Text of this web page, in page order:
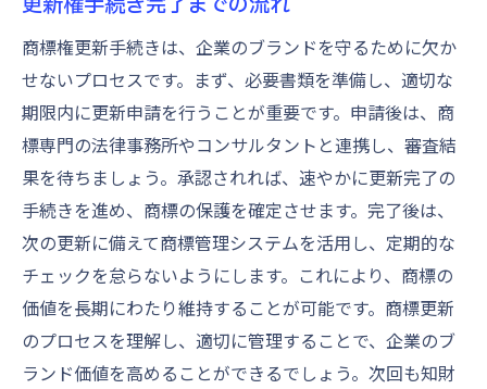
商標権更新手続きは、企業のブランドを守るために欠か
せないプロセスです。まず、必要書類を準備し、適切な
期限内に更新申請を行うことが重要です。申請後は、商
標専門の法律事務所やコンサルタントと連携し、審査結
果を待ちましょう。承認されれば、速やかに更新完了の
手続きを進め、商標の保護を確定させます。完了後は、
次の更新に備えて商標管理システムを活用し、定期的な
チェックを怠らないようにします。これにより、商標の
価値を長期にわたり維持することが可能です。商標更新
のプロセスを理解し、適切に管理することで、企業のブ
ランド価値を高めることができるでしょう。次回も知財